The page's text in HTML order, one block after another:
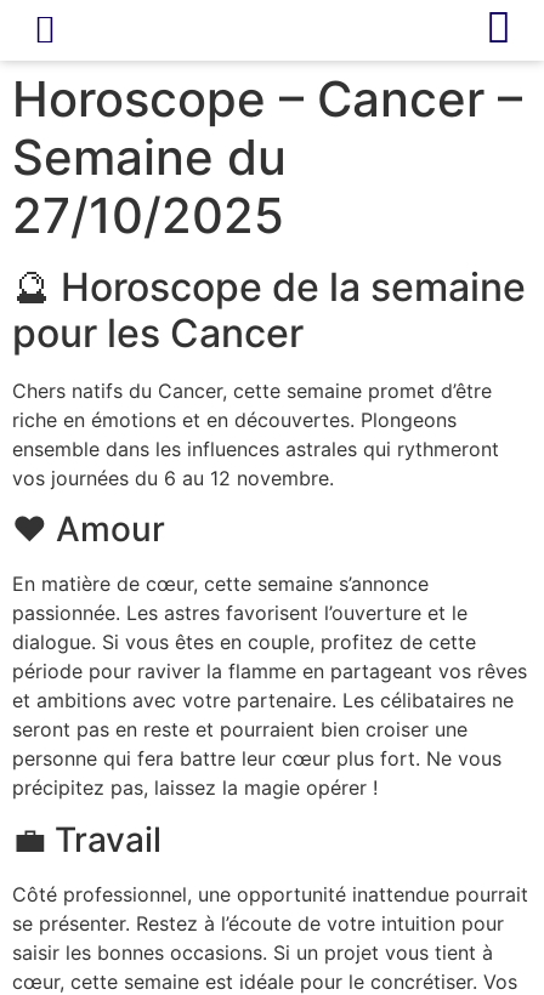
Horoscope – Cancer –
Semaine du
27/10/2025
🔮 Horoscope de la semaine
pour les Cancer
Chers natifs du Cancer, cette semaine promet d’être
riche en émotions et en découvertes. Plongeons
ensemble dans les influences astrales qui rythmeront
vos journées du 6 au 12 novembre.
❤️ Amour
En matière de cœur, cette semaine s’annonce
passionnée. Les astres favorisent l’ouverture et le
dialogue. Si vous êtes en couple, profitez de cette
période pour raviver la flamme en partageant vos rêves
et ambitions avec votre partenaire. Les célibataires ne
seront pas en reste et pourraient bien croiser une
personne qui fera battre leur cœur plus fort. Ne vous
précipitez pas, laissez la magie opérer !
💼 Travail
Côté professionnel, une opportunité inattendue pourrait
se présenter. Restez à l’écoute de votre intuition pour
saisir les bonnes occasions. Si un projet vous tient à
cœur, cette semaine est idéale pour le concrétiser. Vos